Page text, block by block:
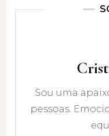
Sou uma
pessoas.